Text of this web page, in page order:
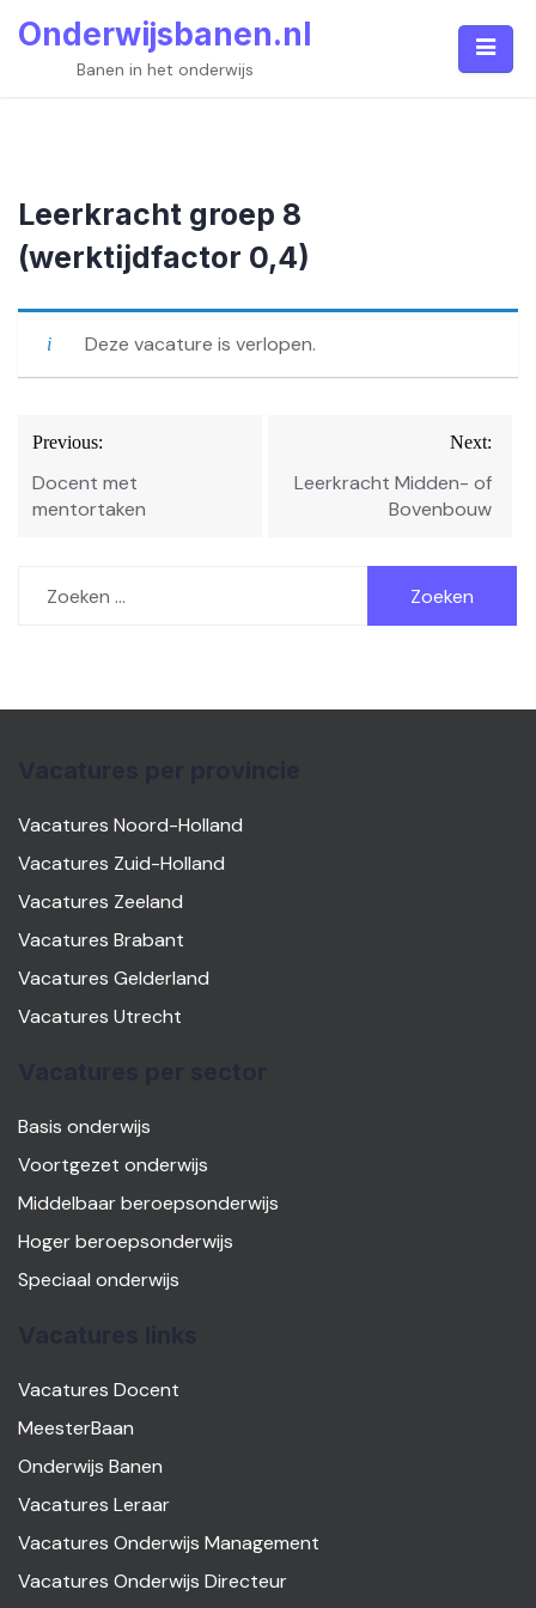
Onderwijsbanen.nl
Banen in het onderwijs
Leerkracht groep 8
(werktijdfactor 0,4)
Deze vacature is verlopen.
Bericht
navigatie
Previous:
Docent met
mentortaken
Next:
Leerkracht Midden- of
Bovenbouw
naar:
Vacatures Noord-Holland
Vacatures Zuid-Holland
Vacatures Zeeland
Vacatures Brabant
Vacatures Gelderland
Vacatures Utrecht
Basis onderwijs
Voortgezet onderwijs
Middelbaar beroepsonderwijs
Hoger beroepsonderwijs
Speciaal onderwijs
Vacatures Docent
MeesterBaan
Onderwijs Banen
Vacatures Leraar
Vacatures Onderwijs Management
Vacatures Onderwijs Directeur